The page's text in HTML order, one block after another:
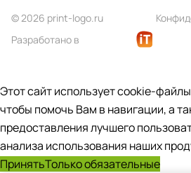
© 2026 print-logo.ru
Разработано в
Этот сайт использует cookie-
чтобы помочь Вам в навигации, а
предоставления лучшего
анализа использования наших
ПринятьТолько обязательные